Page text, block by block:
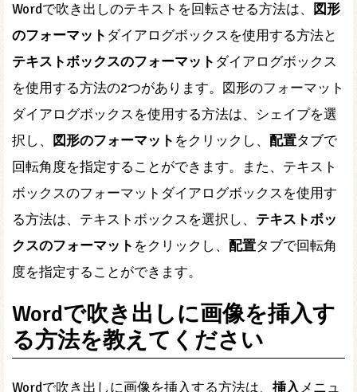
Wordで吹き出しのテキストを回転させる方法は、
図形
のフォーマット ダイアログボックスを使用する方法と
テキストボックスのフォーマット ダイアログボックス
を使用する方法の2つがあります。図形のフォーマット
ダイアログボックスを使用する方法は、シェイプを選
択し、
図形のフォーマット をクリックし、 配置タブで
回転角度を指定することができます。また、テキスト
ボックスのフォーマットダイアログボックスを使用す
る方法は、テキストボックスを選択し、 テキストボッ
クスのフォーマット をクリックし、 配置タブで回転角
度を指定することができます。
Wordで吹き出しに画像を挿入す
る方法を教えてください
Wordで吹き出しに画像を挿入する方法は、 挿入メニュ